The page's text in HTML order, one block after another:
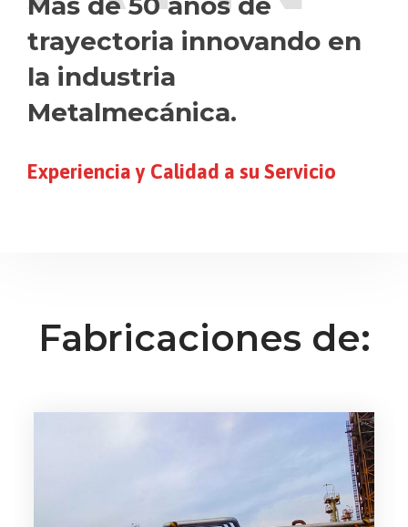
trayectoria innovando en
la industria
Metalmecánica.
Experiencia y Calidad a su Servicio
Fabricaciones de: